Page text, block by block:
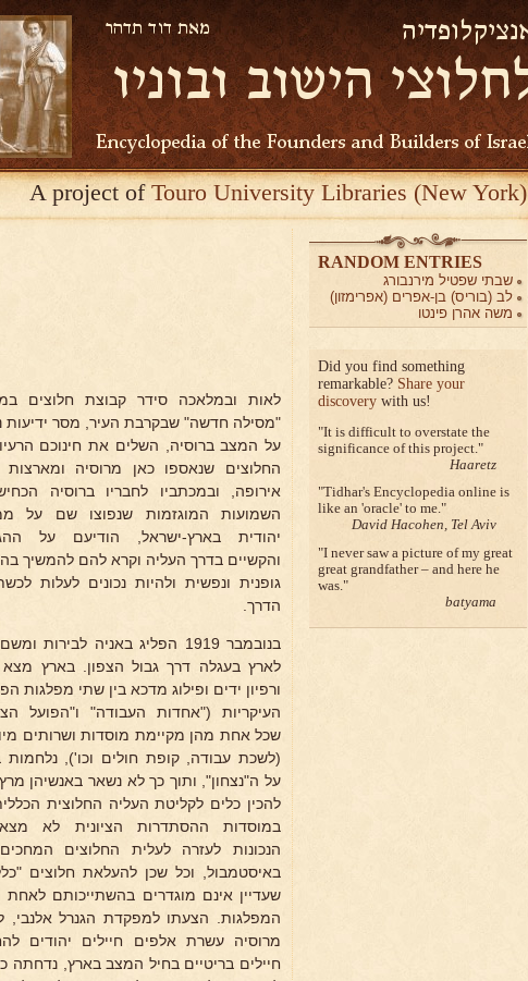
A project ofTouro University Libraries (New York)
לאות ובמלאכה סידר קבוצת חלוצים
"מסילה חדשה" שבקרבת העיר, מסר ידיעות
על המצב ברוסיה, השלים את חינוכם
החלוצים שנאספו כאן מרוסיה ומארצות
אירופה, ובמכתביו לחבריו ברוסיה
השמועות המוגזמות שנפוצו שם על
יהודית בארץ-ישראל, הודיעם על
והקשיים בדרך העליה וקרא להם להמשיך
גופנית ונפשית ולהיות נכונים לעלות
הדרך.
בנובמבר 1919 הפליג באניה לבירות
לארץ בעגלה דרך גבול הצפון. בארץ מצא
ורפיון ידים ופילוג מדכא בין שתי מפלגות
העיקריות ("אחדות העבודה" ו"הפועל
שכל אחת מהן מקיימת מוסדות ושרותים
(לשכת עבודה, קופת חולים וכו'), נלחמות
על ה"נצחון", ותוך כך לא נשאר באנשיהן מרץ
להכין כלים לקליטת העליה החלוצית
במוסדות ההסתדרות הציונית לא
הנכונות לעזרה לעלית החלוצים
באיסטמבול, וכל שכן להעלאת חלוצים
שעדיין אינם מוגדרים בהשתייכותם
המפלגות. הצעתו למפקדת הגנרל אלנבי,
מרוסיה עשרת אלפים חיילים יהודים
חיילים בריטיים בחיל המצב בארץ, נדחתה
RANDOM ENTRIES
שבתי שפטיל מירנבורג
לב (בוריס) בן-אפרים (אפרימזון)
משה אהרן פינטו
Did you find something
remarkable? Share your
discovery with us!
It is difficult to overstate the
significance of this project.
Haaretz
Tidhar's Encyclopedia online is
like an 'oracle' to me.
David Hacohen, Tel Aviv
I never saw a picture of my great
great grandfather – and here he
was.
batyama